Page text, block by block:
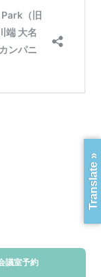
議室予約
Translate »